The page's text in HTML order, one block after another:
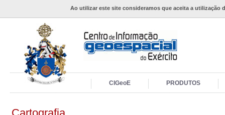
Ao utilizar este site consideramos que aceita a utilização
CIGeoE PRODUTOS